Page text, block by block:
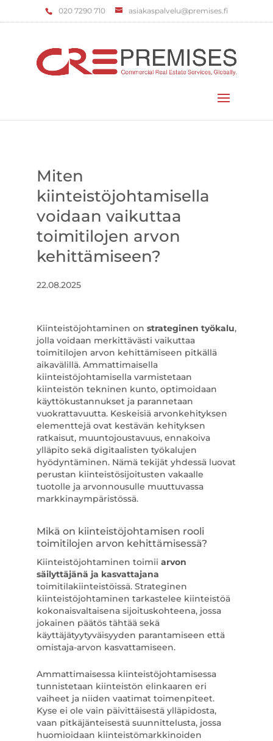
‌020 7290 710 asiakaspalvelu@premises.fi
Miten
kiinteistöjohtamisella
voidaan vaikuttaa
toimitilojen arvon
kehittämiseen?
22.08.2025
Kiinteistöjohtaminen on strateginen työkalu,
jolla voidaan merkittävästi vaikuttaa
toimitilojen arvon kehittämiseen pitkällä
aikavälillä. Ammattimaisella
kiinteistöjohtamisella varmistetaan
kiinteistön tekninen kunto, optimoidaan
käyttökustannukset ja parannetaan
vuokrattavuutta. Keskeisiä arvonkehityksen
elementtejä ovat kestävän kehityksen
ratkaisut, muuntojoustavuus, ennakoiva
ylläpito sekä digitaalisten työkalujen
hyödyntäminen. Nämä tekijät yhdessä luovat
perustan kiinteistösijoitusten vakaalle
tuotolle ja arvonnousulle muuttuvassa
markkinaympäristössä.
Mikä on kiinteistöjohtamisen rooli
toimitilojen arvon kehittämisessä?
Kiinteistöjohtaminen toimii arvon
säilyttäjänä ja kasvattajana
toimitilakiinteistöissä. Strateginen
kiinteistöjohtaminen tarkastelee kiinteistöä
kokonaisvaltaisena sijoituskohteena, jossa
jokainen päätös tähtää sekä
käyttäjätyytyväisyyden parantamiseen että
omistaja-arvon kasvattamiseen.
Ammattimaisessa kiinteistöjohtamisessa
tunnistetaan kiinteistön elinkaaren eri
vaiheet ja niiden vaatimat toimenpiteet.
Kyse ei ole vain päivittäisestä ylläpidosta,
vaan pitkäjänteisestä suunnittelusta, jossa
huomioidaan kiinteistömarkkinoiden